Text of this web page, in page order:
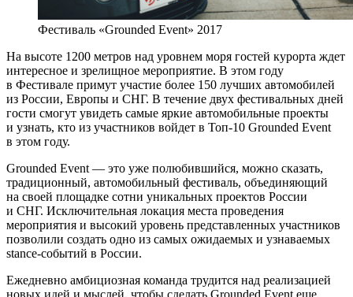
Фестиваль «Grounded Event» 2017
На высоте 1200 метров над уровнем моря гостей курорта ждет
интересное и зрелищное мероприятие. В этом году
в Фестивале примут участие более 150 лучших автомобилей
из России, Европы и СНГ. В течение двух фестивальных дней
гости смогут увидеть самые яркие автомобильные проекты
и узнать, кто из участников войдет в Топ-10 Grounded Event
в этом году.
Grounded Event — это уже полюбившийся, можно сказать,
традиционный, автомобильный фестиваль, объединяющий
на своей площадке сотни уникальных проектов России
и СНГ. Исключительная локация места проведения
мероприятия и высокий уровень представленных участников
позволили создать одно из самых ожидаемых и узнаваемых
stance-событий в России.
Ежедневно амбициозная команда трудится над реализацией
новых идей и мыслей, чтобы сделать Grounded Event еще